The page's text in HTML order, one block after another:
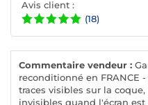
Avis client :
(18)
Commentaire vendeur :
reconditionné en FRANCE
traces visibles sur la
invisibles quand l'écran est